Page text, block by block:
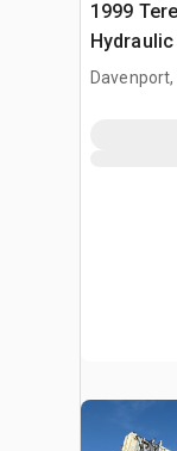
1999
Davenport,